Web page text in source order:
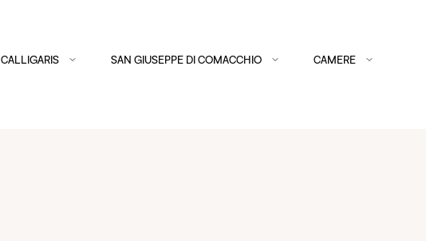
CALLIGARIS SAN GIUSEPPE DI COMACCHIO CAMERE